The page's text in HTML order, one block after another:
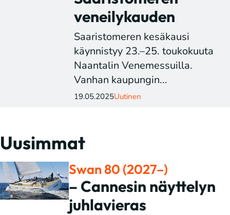
veneilykauden
Saaristomeren kesäkausi
käynnistyy 23.–25. toukokuuta
Naantalin Venemessuilla.
Vanhan kaupungin...
19.05.2025Uutinen
Uusimmat
Swan 80 (2027–)
– Cannesin näyttelyn
juhlavieras